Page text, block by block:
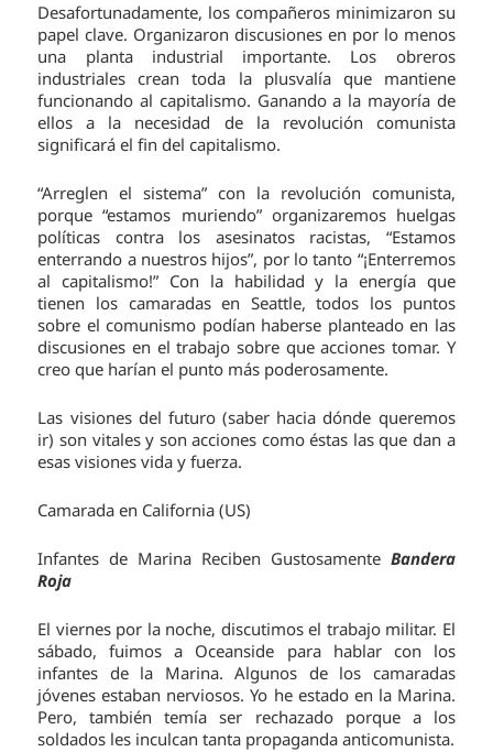
Desafortunadamente, los compañeros minimizaron su
papel clave. Organizaron discusiones en por lo menos
una planta industrial importante. Los obreros
industriales crean toda la plusvalía que mantiene
funcionando al capitalismo. Ganando a la mayoría de
ellos a la necesidad de la revolución comunista
significará el fin del capitalismo.
“Arreglen el sistema” con la revolución comunista,
porque “estamos muriendo” organizaremos huelgas
políticas contra los asesinatos racistas, “Estamos
enterrando a nuestros hijos”, por lo tanto “¡Enterremos
al capitalismo!” Con la habilidad y la energía que
tienen los camaradas en Seattle, todos los puntos
sobre el comunismo podían haberse planteado en las
discusiones en el trabajo sobre que acciones tomar. Y
creo que harían el punto más poderosamente.
Las visiones del futuro (saber hacia dónde queremos
ir) son vitales y son acciones como éstas las que dan a
esas visiones vida y fuerza.
Camarada en California (US)
Infantes de Marina Reciben Gustosamente Bandera
Roja
El viernes por la noche, discutimos el trabajo militar. El
sábado, fuimos a Oceanside para hablar con los
infantes de la Marina. Algunos de los camaradas
jóvenes estaban nerviosos. Yo he estado en la Marina.
Pero, también temía ser rechazado porque a los
soldados les inculcan tanta propaganda anticomunista.